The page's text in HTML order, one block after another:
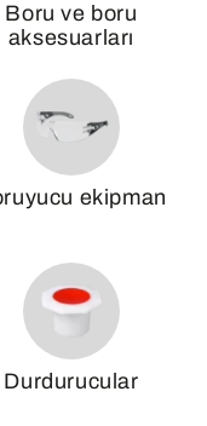
Boru ve boru
aksesuarları
ekipman
Durdurucular